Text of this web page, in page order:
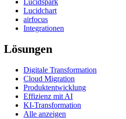
Lucidspark
Lucidchart
airfocus
Integrationen
Lösungen
Digitale Transformation
Cloud Migration
Produktentwicklung
Effizienz mit AI
KI-Transformation
Alle anzeigen